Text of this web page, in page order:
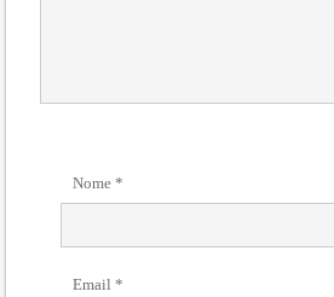
Nome *
Email *